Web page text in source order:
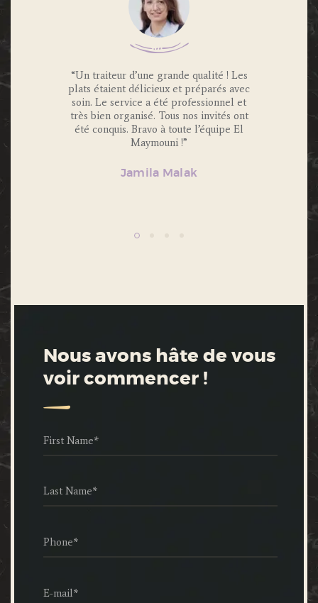
invités
“Un traiteur d’une grande qualité ! Les
plats étaient délicieux et préparés avec
soin. Le service a été professionnel et
très bien organisé. Tous nos invités ont
été conquis. Bravo à toute l’équipe El
Maymouni !”
Jamila Malak
“Nous
Nous avons hâte de vous
voir commencer !